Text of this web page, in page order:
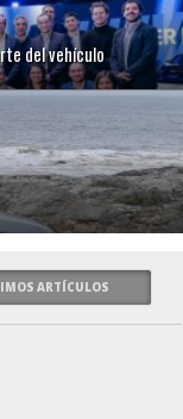
del vehículo
ARTÍCULOS